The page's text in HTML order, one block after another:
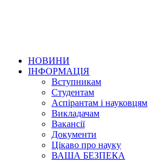
НОВИНИ
ІНФОРМАЦІЯ
Вступникам
Студентам
Аспірантам і науковцям
Викладачам
Вакансії
Документи
Цікаво про науку
ВАША БЕЗПЕКА